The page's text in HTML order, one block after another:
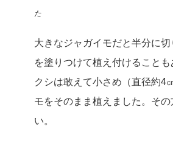
た
大きなジャガイモだと半分に
を塗りつけて植え付けること
クシは敢えて小さめ（直径約4
モをそのまま植えました。そ
い。